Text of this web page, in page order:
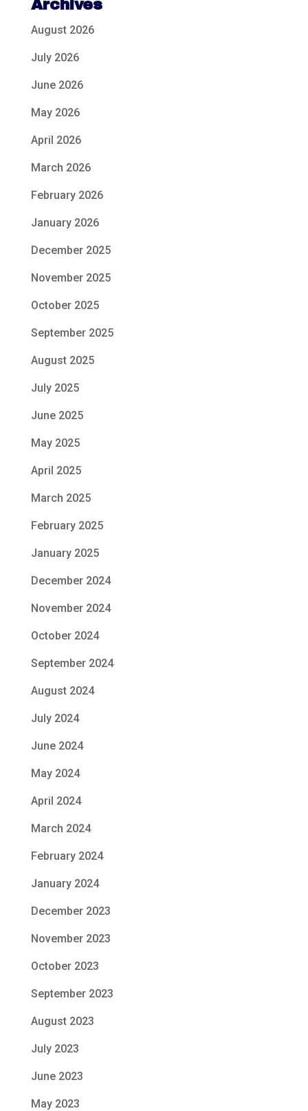
Archives
August 2026
July 2026
June 2026
May 2026
April 2026
March 2026
February 2026
January 2026
December 2025
November 2025
October 2025
September 2025
August 2025
July 2025
June 2025
May 2025
April 2025
March 2025
February 2025
January 2025
December 2024
November 2024
October 2024
September 2024
August 2024
July 2024
June 2024
May 2024
April 2024
March 2024
February 2024
January 2024
December 2023
November 2023
October 2023
September 2023
August 2023
July 2023
June 2023
May 2023